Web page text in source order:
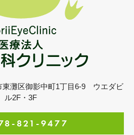
灘区御影中町1丁目6-9
ウエダビ
ル2F・3F
821-9477